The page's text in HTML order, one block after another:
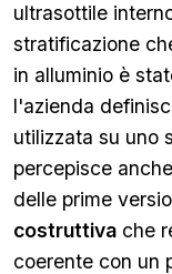
ultrasottile
stratificazione
in alluminio è
l'azienda
utilizzata su uno
percepisce
delle prime
costruttiva che
coerente con un